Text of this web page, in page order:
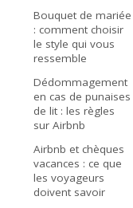
Bouquet de mariée
: comment choisir
le style qui vous
ressemble
Dédommagement
en cas de punaises
de lit : les règles
sur Airbnb
Airbnb et chèques
vacances : ce que
les voyageurs
doivent savoir